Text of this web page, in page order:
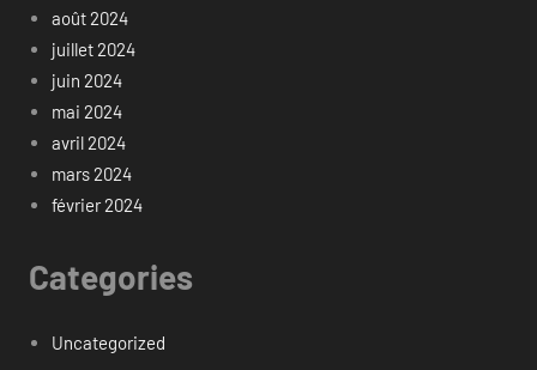
août 2024
juillet 2024
juin 2024
mai 2024
avril 2024
mars 2024
février 2024
Categories
Uncategorized